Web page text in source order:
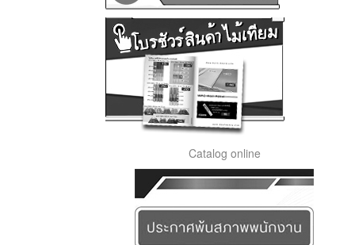
Catalog online